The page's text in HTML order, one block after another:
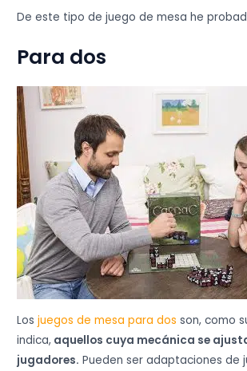
De este tipo de juego de mesa he
Para dos
Losjuegos de mesa para dosson, como
indica, aquellos cuya mecánica se
jugadores. Pueden ser adaptaciones de